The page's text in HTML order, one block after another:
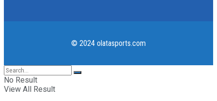
© 2024 olatasports.com
No Result
View All Result